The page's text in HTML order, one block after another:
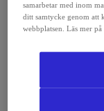
samarbetar med inom
ditt samtycke genom att
webbplatsen. Läs mer på